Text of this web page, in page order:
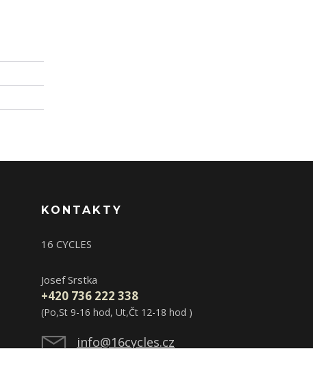
KONTAKTY
16 CYCLES
Josef Srstka
+420 736 222 338
(Po,St 9-16 hod, Ut,Čt 12-18 hod )
info@16cycles.cz